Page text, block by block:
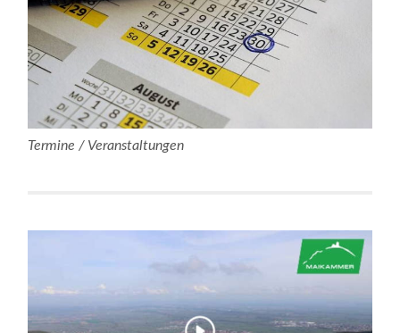
Termine / Veranstaltungen